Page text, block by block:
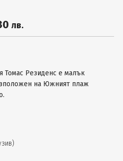
лв.
Томас Резиденс е малък
на Южният плаж